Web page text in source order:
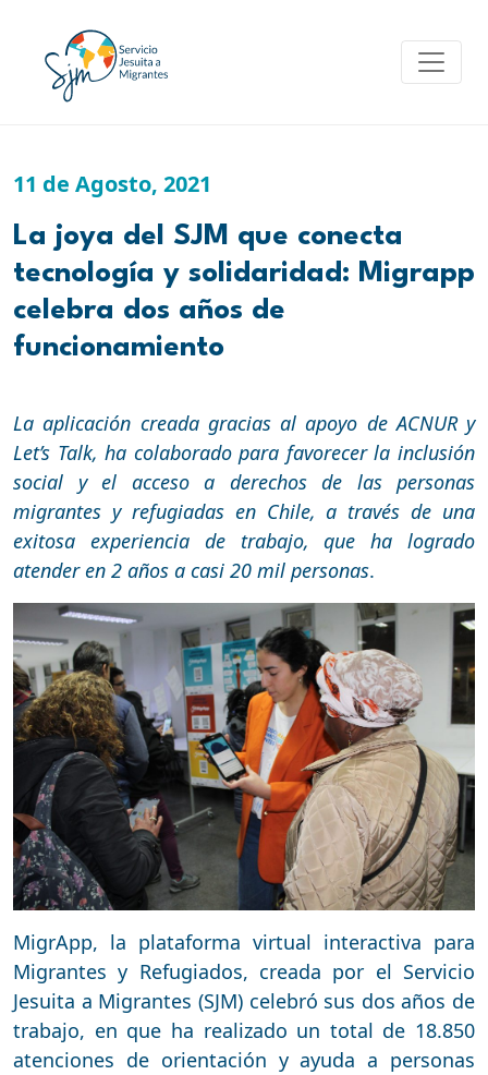
content
11 de Agosto, 2021
La joya del SJM que conecta
tecnología y solidaridad: Migrapp
celebra dos años de
funcionamiento
La aplicación creada gracias al apoyo de ACNUR y
Let’s Talk, ha colaborado para favorecer la inclusión
social y el acceso a derechos de las personas
migrantes y refugiadas en Chile, a través de una
exitosa experiencia de trabajo, que ha logrado
atender en 2 años a casi 20 mil personas.
MigrApp, la plataforma virtual interactiva para
Migrantes y Refugiados, creada por el Servicio
Jesuita a Migrantes (SJM) celebró sus dos años de
trabajo, en que ha realizado un total de 18.850
atenciones de orientación y ayuda a personas